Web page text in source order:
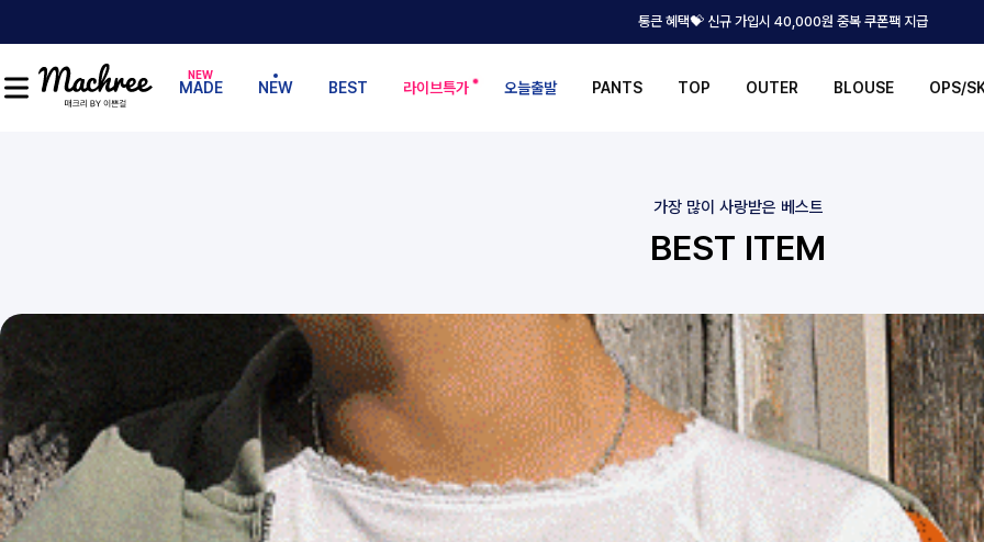
통큰 혜택💝 신규 가입시 40,000원 중복 쿠폰팩 지급
MADE NEW BEST 라이브특가 오늘출발 PANTS TOP OUTER BLOUSE OPS/
가장 많이 사랑받은 베스트
BEST ITEM